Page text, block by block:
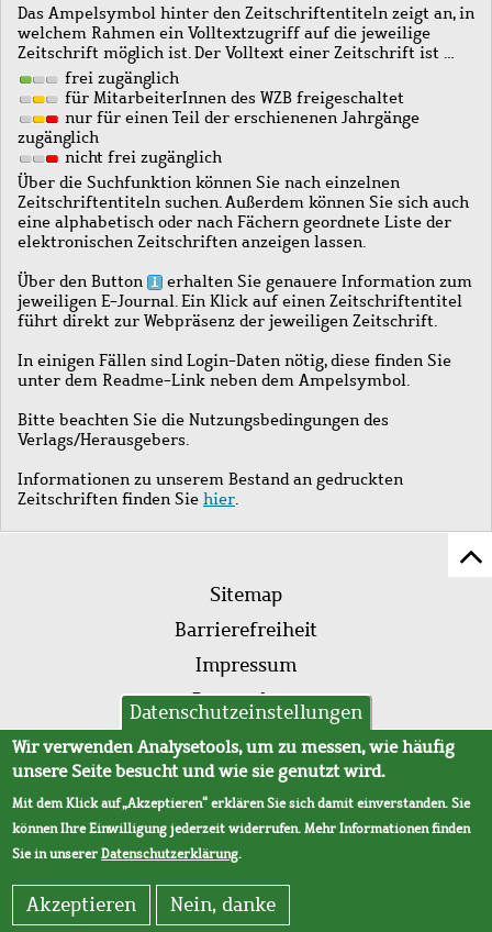
Das Ampelsymbol hinter den Zeitschriftentiteln zeigt an, in
welchem Rahmen ein Volltextzugriff auf die jeweilige
Zeitschrift möglich ist. Der Volltext einer Zeitschrift ist …
frei zugänglich
für MitarbeiterInnen des WZB freigeschaltet
nur für einen Teil der erschienenen Jahrgänge
zugänglich
nicht frei zugänglich
Über die Suchfunktion können Sie nach einzelnen
Zeitschriftentiteln suchen. Außerdem können Sie sich auch
eine alphabetisch oder nach Fächern geordnete Liste der
elektronischen Zeitschriften anzeigen lassen.
Über den Button
erhalten Sie genauere Information zum
jeweiligen E-Journal. Ein Klick auf einen Zeitschriftentitel
führt direkt zur Webpräsenz der jeweiligen Zeitschrift.
In einigen Fällen sind Login-Daten nötig, diese finden Sie
unter dem Readme-Link neben dem Ampelsymbol.
Bitte beachten Sie die Nutzungsbedingungen des
Verlags/Herausgebers.
Informationen zu unserem Bestand an gedruckten
Zeitschriften finden Sie hier.
Fußleistenmenü
Sitemap
Barrierefreiheit
Impressum
Datenschutz
AVB
Datenschutzeinstellungen
Wir verwenden Analysetools, um zu messen, wie häufig
unsere Seite besucht und wie sie genutzt wird.
Mit dem Klick auf „Akzeptieren“ erklären Sie sich damit einverstanden. Sie
können Ihre Einwilligung jederzeit widerrufen. Mehr Informationen finden
Sie in unsererDatenschutzerklärung.
Akzeptieren Nein, danke